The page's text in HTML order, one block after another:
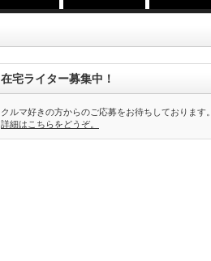
在宅ライター募集中！
クルマ好きの方からのご応募をお待ちしております。
詳細はこちらをどうぞ。